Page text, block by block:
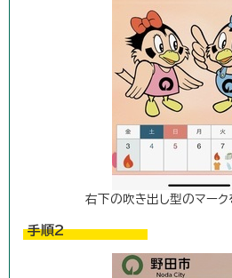
右下の吹き出し型のマーク
手順2